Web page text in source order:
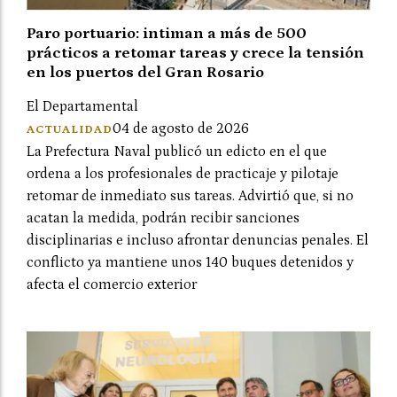
Paro portuario: intiman a más de 500
prácticos a retomar tareas y crece la tensión
en los puertos del Gran Rosario
El Departamental
ACTUALIDAD04 de agosto de 2026
La Prefectura Naval publicó un edicto en el que
ordena a los profesionales de practicaje y pilotaje
retomar de inmediato sus tareas. Advirtió que, si no
acatan la medida, podrán recibir sanciones
disciplinarias e incluso afrontar denuncias penales. El
conflicto ya mantiene unos 140 buques detenidos y
afecta el comercio exterior